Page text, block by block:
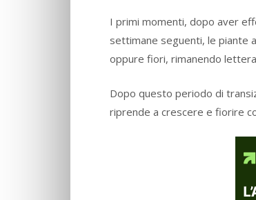
I primi momenti, dopo aver
settimane seguenti, le piante
oppure fiori, rimanendo
Dopo questo periodo di
riprende a crescere e fiorire